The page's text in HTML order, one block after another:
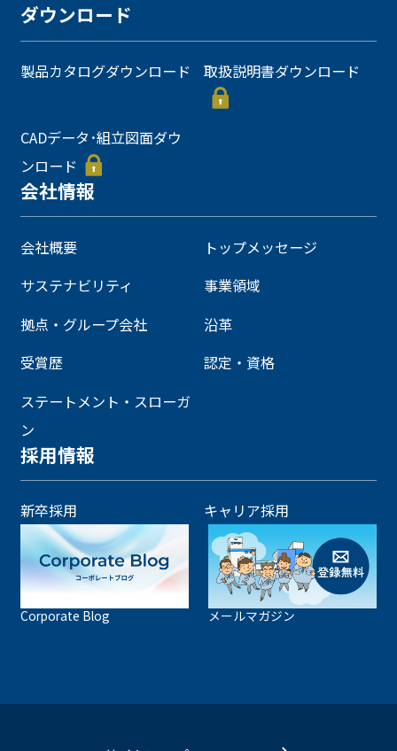
ダウンロード
製品カタログダウンロード 取扱説明書ダウンロード
CADデータ･組立図面ダウ
ンロード
会社情報
会社概要
トップメッセージ
サステナビリティ
事業領域
拠点・グループ会社
沿革
受賞歴
認定・資格
ステートメント・スローガ
ン
採用情報
新卒採用 キャリア採用
Corporate Blog メールマガジン